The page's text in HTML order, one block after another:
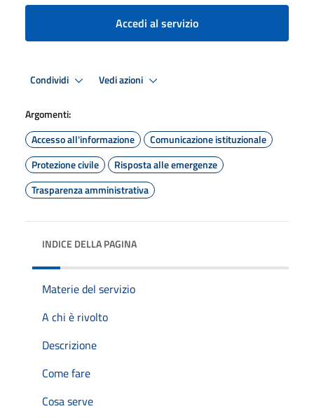
Accedi al servizio
Condividi Vedi azioni
Argomenti:
Accesso all'informazione
Comunicazione istituzionale
Protezione civile
Risposta alle emergenze
Trasparenza amministrativa
INDICE DELLA PAGINA
Materie del servizio
A chi è rivolto
Descrizione
Come fare
Cosa serve